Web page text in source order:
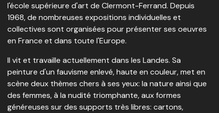
l'école supérieure d'art de Clermont-Ferrand. Depuis
1968, de nombreuses expositions individuelles et
collectives sont organisées pour présenter ses oeuvres
en France et dans toute l'Europe.
Il vit et travaille actuellement dans les Landes. Sa
peinture d'un fauvisme enlevé, haute en couleur, met en
scène deux thèmes chers à ses yeux: la nature ainsi que
des femmes, à la nudité triomphante, aux formes
généreuses sur des supports très libres: cartons,